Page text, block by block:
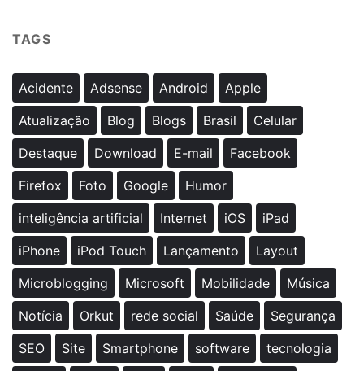
TAGS
Acidente Adsense Android
Apple
Atualização
Blog Blogs Brasil
Celular
Destaque
Download E-mail
Facebook
Firefox
Foto Google
Humor
inteligência artificial
Internet iOS
iPad
iPhone
iPod Touch Lançamento
Layout
Microblogging
Microsoft Mobilidade
Música
Notícia
Orkut rede social Saúde
Segurança
SEO
Site Smartphone software
tecnologia